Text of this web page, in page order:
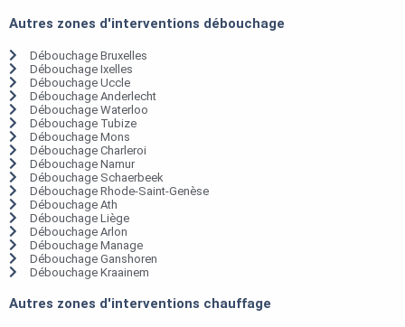
Autres zones d'interventions débouchage
Débouchage Bruxelles
Débouchage Ixelles
Débouchage Uccle
Débouchage Anderlecht
Débouchage Waterloo
Débouchage Tubize
Débouchage Mons
Débouchage Charleroi
Débouchage Namur
Débouchage Schaerbeek
Débouchage Rhode-Saint-Genèse
Débouchage Ath
Débouchage Liège
Débouchage Arlon
Débouchage Manage
Débouchage Ganshoren
Débouchage Kraainem
Autres zones d'interventions chauffage